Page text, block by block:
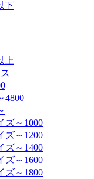
下
上
4800
ズ～1000
ズ～1200
ズ～1400
ズ～1600
ズ～1800